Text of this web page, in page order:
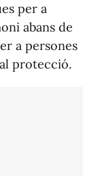
per a
abans de
a persones
protecció.